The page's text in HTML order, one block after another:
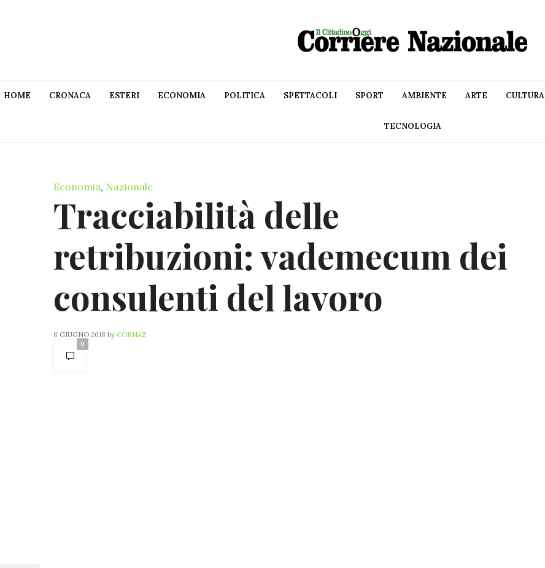
HOME CRONACA ESTERI ECONOMIA POLITICA SPETTACOLI SPORT AMBIENTE ARTE CULTURA
TECNOLOGIA
Economia, Nazionale
Tracciabilità delle
retribuzioni: vademecum dei
consulenti del lavoro
8 GIUGNO 2018 by CORNAZ
0